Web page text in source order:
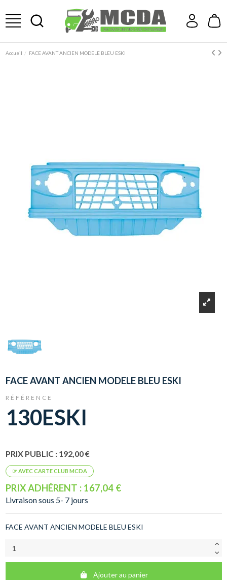
Accueil FACE AVANT ANCIEN MODELE BLEU ESKI
FACE AVANT ANCIEN MODELE BLEU ESKI
RÉFÉRENCE
130ESKI
PRIX PUBLIC : 192,00 €
PRIX ADHÉRENT : 167,04 €
Livraison sous 5- 7 jours
FACE AVANT ANCIEN MODELE BLEU ESKI
Ajouter au panier